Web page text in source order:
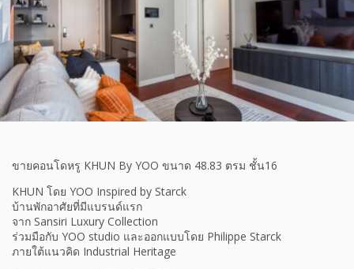
ขายคอนโดหรู KHUN By YOO ขนาด 48.83 ตรม ชั้น16
KHUN โดย YOO Inspired by Starck
บ้านพักอาศัยที่มีแบรนด์แรก
จาก Sansiri Luxury Collection
ร่วมมือกับ YOO studio และออกแบบโดย Philippe Starck
ภายใต้แนวคิด Industrial Heritage